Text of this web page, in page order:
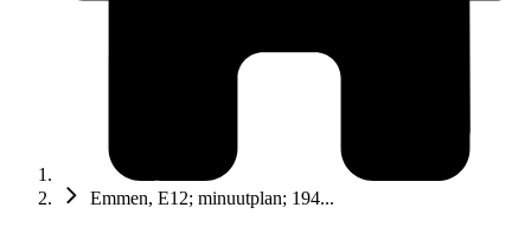
Emmen, E12; minuutplan; 194...